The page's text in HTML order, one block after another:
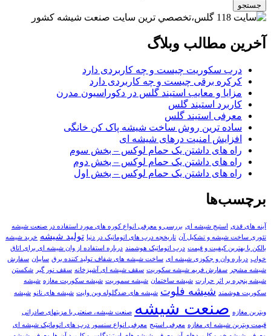
جستجو
آخرین مطالب وبلاگ
درب سکوریت چیست و چه کاربردی دارد
کرکره برقی چیست و چه کاربردی دارد
مزایا و معایب استیند گلس در دکوراسیون مدرن
کاربرد استیند گلس
معرفی استیند گلس
ساده ترین روش ساخت شیشه پاک کن خانگی
افزایش امنیت درهای شیشه ای
راه های داشتن یک حمام لوکس – بخش سوم
راه های داشتن یک حمام لوکس – بخش دوم
راه های داشتن یک حمام لوکس – بخش اول
برچسب‌ها
آینه های قدی استیج شیشه ای بررسی و معرفی انواع کوره های مورد استفاده در صنعت شیشه
تئوری ساخت شیشه و تشکیل آن تاریخچه درب های اتوماتیک در دنیا تولید شیشه خرید شیشه
بالکن با بهترین کیفیت و قیمت درب اتوماتیک هوشمند درباره استفاده از وان شیشه ای برای اتاق
خواب درباره وان و جکوزی شیشه ای ساخت شیشه های شفاف تولید کننده برق سایبان سفارش
شيشه مشجر
سفارش فریم شیشه سکوریت سقف شیشه ای آشپزخانه سقف نور گیر
شکستن
شیشه پنجره بر اثر حرارت شیشه ساختمان شیشه سموریت شیشه سکوریت مغازه شیشه
سکوریت هوشمند
شیشه فلوت شیشه های ضدگلوله وین وایت شیشه های‌ نانو شیشه
ویترین مغازه صنعت شیشه صنعت شیشه، صنعتی با مزیتهای صادراتی
قيمت ویترین شیشه ای مغازه معرفی استیج معرفی انواع سنسور درب های اتوماتیک شیشه ای